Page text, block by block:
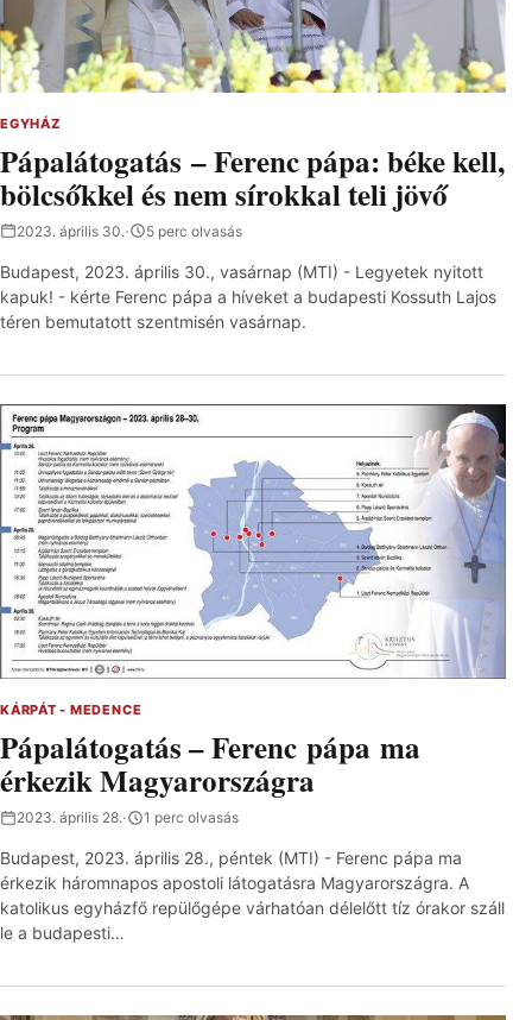
EGYHÁZ
Pápalátogatás – Ferenc pápa: béke kell,
bölcsőkkel és nem sírokkal teli jövő
2023. április 30.· 5 perc olvasás
Budapest, 2023. április 30., vasárnap (MTI) - Legyetek nyitott
kapuk! - kérte Ferenc pápa a híveket a budapesti Kossuth Lajos
téren bemutatott szentmisén vasárnap.
KÁRPÁT - MEDENCE
Pápalátogatás – Ferenc pápa ma
érkezik Magyarországra
2023. április 28.· 1 perc olvasás
Budapest, 2023. április 28., péntek (MTI) - Ferenc pápa ma
érkezik háromnapos apostoli látogatásra Magyarországra. A
katolikus egyházfő repülőgépe várhatóan délelőtt tíz órakor száll
le a budapesti…